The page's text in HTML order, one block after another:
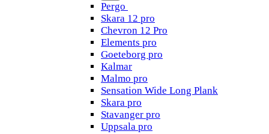
Pergo
Skara 12 pro
Chevron 12 Pro
Elements pro
Goeteborg pro
Kalmar
Malmo pro
Sensation Wide Long Plank
Skara pro
Stavanger pro
Uppsala pro